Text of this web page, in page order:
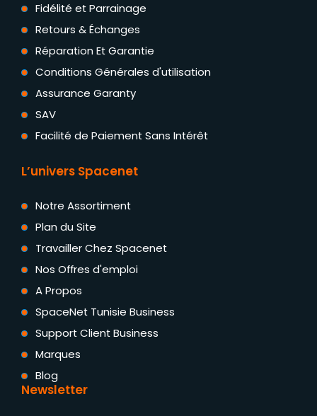
Fidélité et Parrainage
Retours & Échanges
Réparation Et Garantie
Conditions Générales d'utilisation
Assurance Garanty
SAV
Facilité de Paiement Sans Intérêt
L’univers Spacenet
Notre Assortiment
Plan du Site
Travailler Chez Spacenet
Nos Offres d'emploi
A Propos
SpaceNet Tunisie Business
Support Client Business
Marques
Blog
Newsletter